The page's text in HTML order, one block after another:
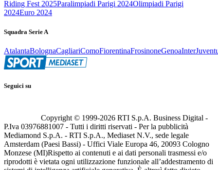
Riding Fest 2025Paralimpiadi Parigi 2024Olimpiadi Parigi
2024Euro 2024
Squadra Serie A
AtalantaBolognaCagliariComoFiorentinaFrosinoneGenoaInter
Seguici su
Copyright © 1999-2026 RTI S.p.A. Business Digital -
P.Iva 03976881007 - Tutti i diritti riservati - Per la pubblicità
Mediamond S.p.A. - RTI S.p.A., Mediaset N.V., sede legale
Amsterdam (Paesi Bassi) - Uffici Viale Europa 46, 20093 Cologno
Monzese (MI)Rispetto ai contenuti e ai dati personali trasmessi e/o
riprodotti è vietata ogni utilizzazione funzionale all’addestramento di